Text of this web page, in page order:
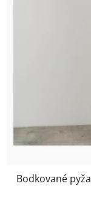
Bodkované